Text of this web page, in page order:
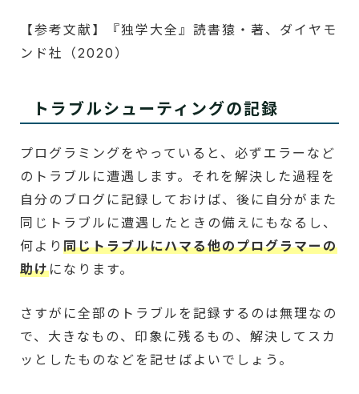
【参考文献】『独学大全』読書猿・著、ダイヤモ
ンド社（2020）
トラブルシューティングの記録
プログラミングをやっていると、必ずエラーなど
のトラブルに遭遇します。それを解決した過程を
自分のブログに記録しておけば、後に自分がまた
同じトラブルに遭遇したときの備えにもなるし、
何より 同じトラブルにハマる他のプログラマーの
助けになります。
さすがに全部のトラブルを記録するのは無理なの
で、大きなもの、印象に残るもの、解決してスカ
ッとしたものなどを記せばよいでしょう。